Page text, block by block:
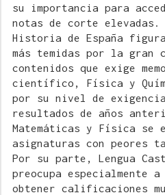
su importancia para
notas de corte elevadas.
Historia de España
más temidas por la gran
contenidos que exige
científico, Física y
por su nivel de
resultados de años
Matemáticas y Física se
asignaturas con peores
Por su parte, Lengua
preocupa especialmente
obtener calificaciones